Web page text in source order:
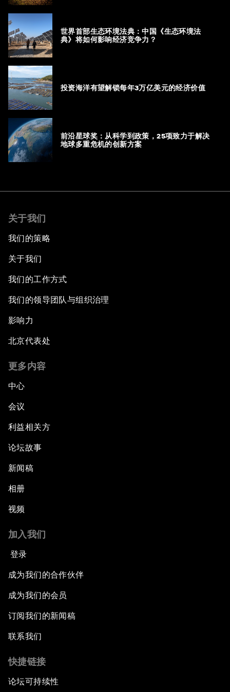
世界首部生态环境法典：中国《生态环境法
典》将如何影响经济竞争力？
投资海洋有望解锁每年3万亿美元的经济价值
前沿星球奖：从科学到政策，25项致力于解决
地球多重危机的创新方案
关于我们
我们的策略
关于我们
我们的工作方式
我们的领导团队与组织治理
影响力
北京代表处
更多内容
中心
会议
利益相关方
论坛故事
新闻稿
相册
视频
加入我们
登录
成为我们的合作伙伴
成为我们的会员
订阅我们的新闻稿
联系我们
快捷链接
论坛可持续性